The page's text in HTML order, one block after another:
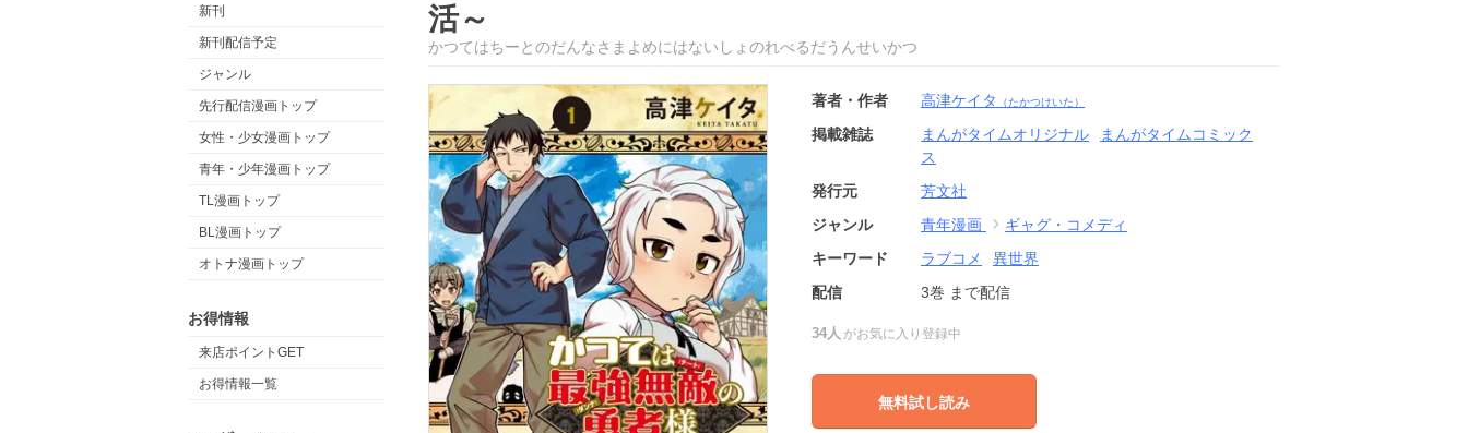
新刊
新刊配信予定
ジャンル
先行配信漫画トップ
女性・少女漫画トップ
青年・少年漫画トップ
TL漫画トップ
BL漫画トップ
オトナ漫画トップ
お得情報
来店ポイントGET
お得情報一覧
活～
かつてはちーとのだんなさまよめにはないしょのれべるだうんせいかつ
著者・作者 高津ケイタ （たかつけいた）
掲載雑誌 まんがタイムオリジナル
まんがタイムコミック
ス
発行元
芳文社
ジャンル
青年漫画
ギャグ・コメディ
キーワード
ラブコメ
異世界
配信
3巻 まで配信
34人 がお気に入り登録中
無料試し読み